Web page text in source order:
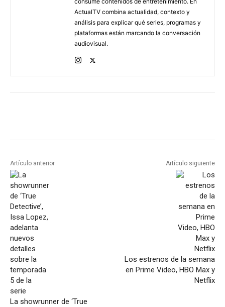
ActualTV combina actualidad, contexto y
análisis para explicar qué series, programas y
plataformas están marcando la conversación
audiovisual.
Artículo anterior
La showrunner de ‘True
Artículo siguiente
Los estrenos de la semana
en Prime Video, HBO Max y
Netflix